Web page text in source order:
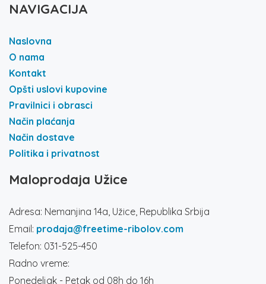
NAVIGACIJA
Naslovna
O nama
Kontakt
Opšti uslovi kupovine
Pravilnici i obrasci
Način plaćanja
Način dostave
Politika i privatnost
Maloprodaja Užice
Adresa: Nemanjina 14a, Užice, Republika Srbija
Email: prodaja@freetime-ribolov.com
Telefon: 031-525-450
Radno vreme:
Ponedeljak - Petak od 08h do 16h